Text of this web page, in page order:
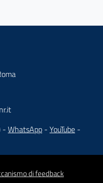
- WhatsApp - YouTube -
di feedback